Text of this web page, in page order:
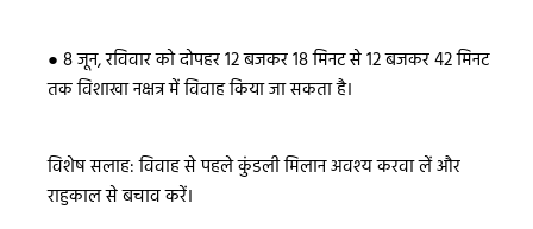
● 8 जून, रविवार को दोपहर 12 बजकर 18 मिनट से 12 बजकर 42 मिनट
तक विशाखा नक्षत्र में विवाह किया जा सकता है।
विशेष सलाह: विवाह से पहले कुंडली मिलान अवश्य करवा लें और
राहुकाल से बचाव करें।